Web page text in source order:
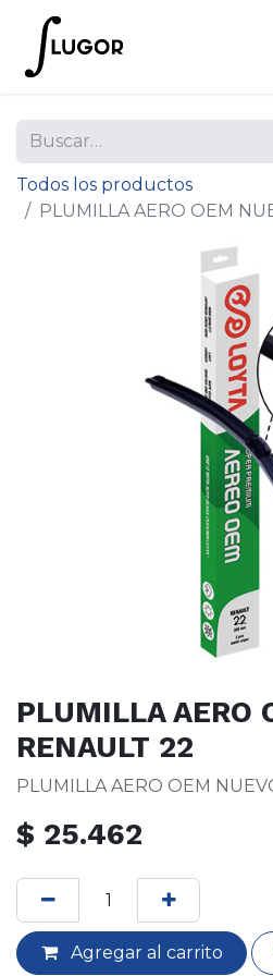
Todos los productos
PLUMILLA AERO OEM
PLUMILLA AERO
RENAULT 22
PLUMILLA AERO OEM
$ 25.462
Agregar al carrito